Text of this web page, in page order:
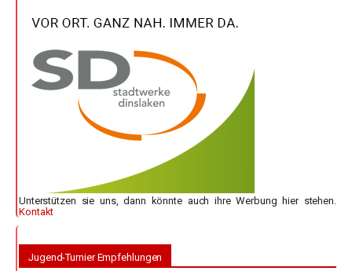
Unterstützen sie uns, dann könnte auch ihre Werbung hier stehen.
Kontakt
Jugend-Turnier Empfehlungen